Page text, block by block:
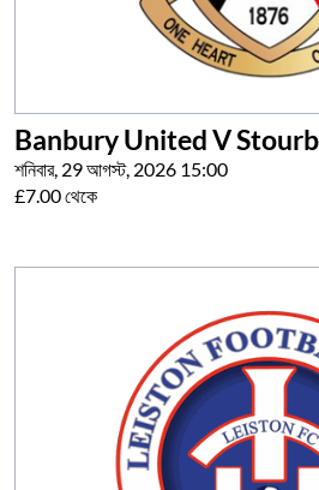
Banbury United V
শনিবার, 29 আগস্ট, 2026 15:00
£7.00 থেকে